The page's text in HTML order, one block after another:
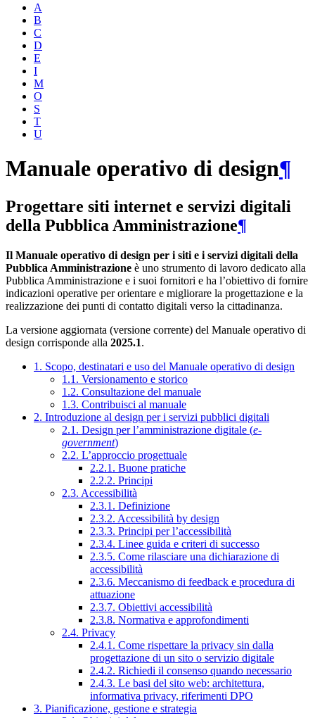
A
B
C
D
E
I
M
O
S
T
U
Manuale operativo di design¶
Progettare siti internet e servizi digitali
della Pubblica Amministrazione¶
Il Manuale operativo di design per i siti e i servizi digitali della
Pubblica Amministrazione è uno strumento di lavoro dedicato alla
Pubblica Amministrazione e i suoi fornitori e ha l’obiettivo di fornire
indicazioni operative per orientare e migliorare la progettazione e la
realizzazione dei punti di contatto digitali verso la cittadinanza.
La versione aggiornata (versione corrente) del Manuale operativo di
design corrisponde alla 2025.1.
1. Scopo, destinatari e uso del Manuale operativo di design
1.1. Versionamento e storico
1.2. Consultazione del manuale
1.3. Contribuisci al manuale
2. Introduzione al design per i servizi pubblici digitali
2.1. Design per l’amministrazione digitale (e-
government)
2.2. L’approccio progettuale
2.2.1. Buone pratiche
2.2.2. Principi
2.3. Accessibilità
2.3.1. Definizione
2.3.2. Accessibilità by design
2.3.3. Principi per l’accessibilità
2.3.4. Linee guida e criteri di successo
2.3.5. Come rilasciare una dichiarazione di
accessibilità
2.3.6. Meccanismo di feedback e procedura di
attuazione
2.3.7. Obiettivi accessibilità
2.3.8. Normativa e approfondimenti
2.4. Privacy
2.4.1. Come rispettare la privacy sin dalla
progettazione di un sito o servizio digitale
2.4.2. Richiedi il consenso quando necessario
2.4.3. Le basi del sito web: architettura,
informativa privacy, riferimenti DPO
3. Pianificazione, gestione e strategia